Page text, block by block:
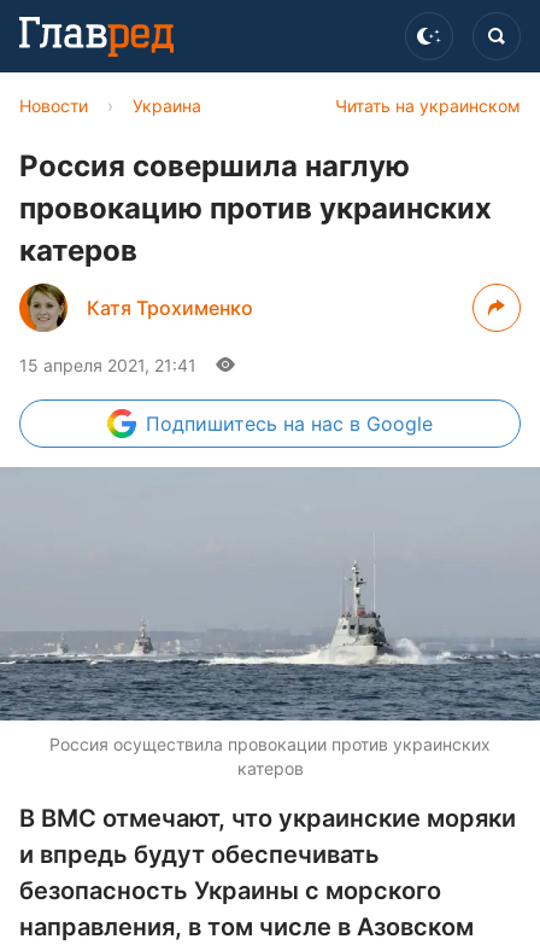
Читать на украинском
Новости › Украина
Россия совершила наглую
провокацию против украинских
катеров
Катя Трохименко
15 апреля 2021, 21:41
Подпишитесь на нас в Google
Россия осуществила провокации против украинских
катеров
В ВМС отмечают, что украинские моряки
и впредь будут обеспечивать
безопасность Украины с морского
направления, в том числе в Азовском